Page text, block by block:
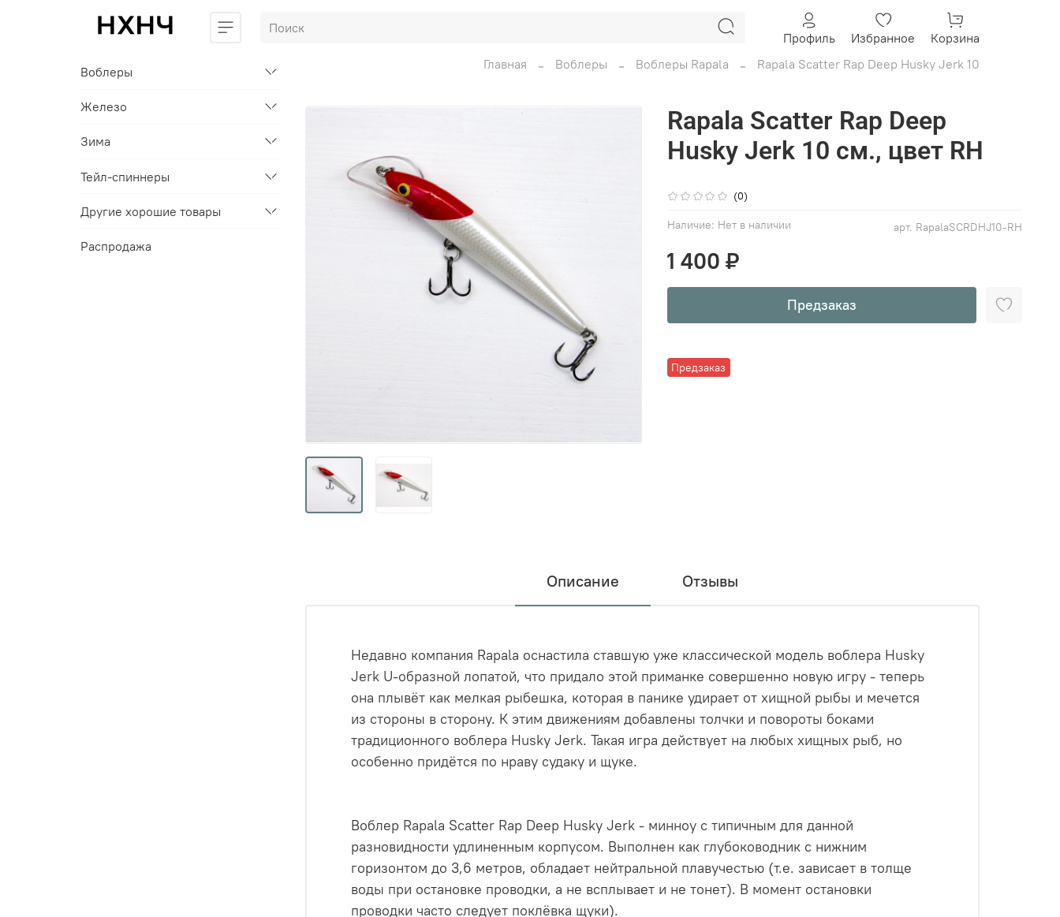
Профиль Избранное
Корзина
Главная
Воблеры Воблеры Rapala Rapala Scatter Rap Deep Husky Jerk 10
(0)
арт. RapalaSCRDHJ10-RH
Наличие: Нет в наличии
Предзаказ
Rapala Scatter Rap Deep
Husky Jerk 10 см., цвет RH
1 400 ₽
Предзаказ
Описание Отзывы
Недавно компания Rapala оснастила ставшую уже классической модель воблера Husky
Jerk U-образной лопатой, что придало этой приманке совершенно новую игру - теперь
она плывёт как мелкая рыбешка, которая в панике удирает от хищной рыбы и мечется
из стороны в сторону. К этим движениям добавлены толчки и повороты боками
традиционного воблера Husky Jerk. Такая игра действует на любых хищных рыб, но
особенно придётся по нраву судаку и щуке.
Воблер Rapala Scatter Rap Deep Husky Jerk - минноу с типичным для данной
разновидности удлиненным корпусом. Выполнен как глубоководник с нижним
горизонтом до 3,6 метров, обладает нейтральной плавучестью (т.е. зависает в толще
воды при остановке проводки, а не всплывает и не тонет). В момент остановки
проводки часто следует поклёвка щуки).
Воблеры
Железо
Зима
Тейл-спиннеры
Другие хорошие товары
Распродажа